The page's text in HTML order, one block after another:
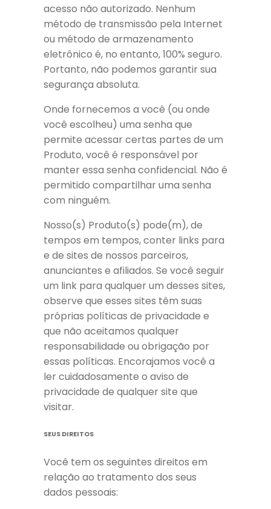
acesso não autorizado. Nenhum
método de transmissão pela Internet
ou método de armazenamento
eletrônico é, no entanto, 100% seguro.
Portanto, não podemos garantir sua
segurança absoluta.
Onde fornecemos a você (ou onde
você escolheu) uma senha que
permite acessar certas partes de um
Produto, você é responsável por
manter essa senha confidencial. Não é
permitido compartilhar uma senha
com ninguém.
Nosso(s) Produto(s) pode(m), de
tempos em tempos, conter links para
e de sites de nossos parceiros,
anunciantes e afiliados. Se você seguir
um link para qualquer um desses sites,
observe que esses sites têm suas
próprias políticas de privacidade e
que não aceitamos qualquer
responsabilidade ou obrigação por
essas políticas. Encorajamos você a
ler cuidadosamente o aviso de
privacidade de qualquer site que
visitar.
SEUS DIREITOS
Você tem os seguintes direitos em
relação ao tratamento dos seus
dados pessoais: